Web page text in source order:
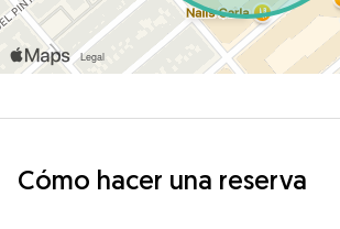
Cómo hacer una reserva